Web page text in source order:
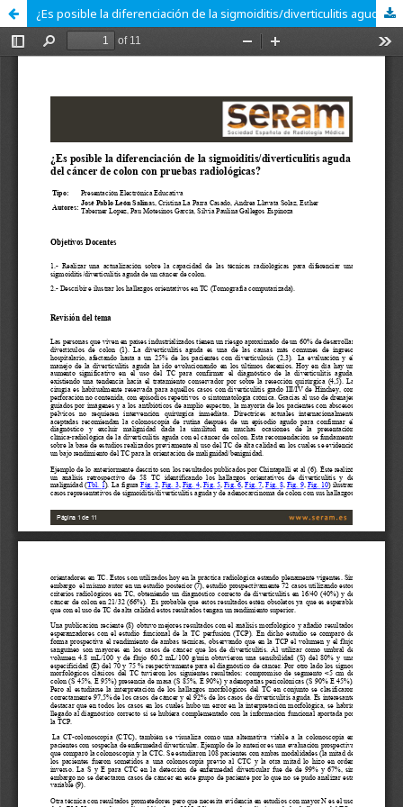
¿Es posible la diferenciación de la sigmoiditis/diverticulitis aguda del cáncer de colon con pruebas radiológicas?